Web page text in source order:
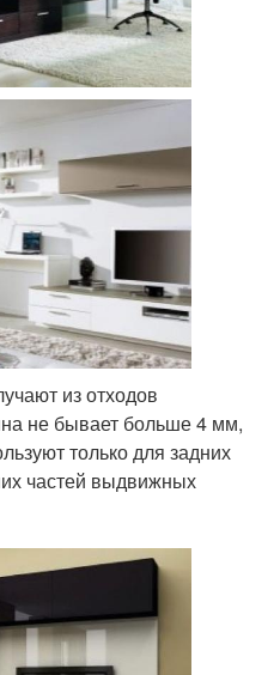
из отходов
не бывает больше 4 мм,
только для задних
частей выдвижных